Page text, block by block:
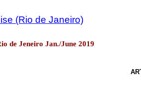
(Rio de Janeiro)
de Jeneiro Jan./June 2019